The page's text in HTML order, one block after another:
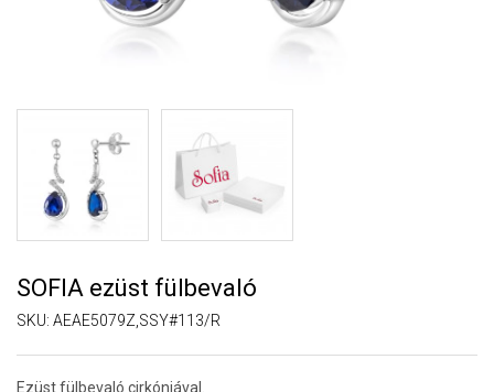
SOFIA ezüst fülbevaló
SKU: AEAE5079Z,SSY#113/R
Ezüst fülbevaló cirkóniával.